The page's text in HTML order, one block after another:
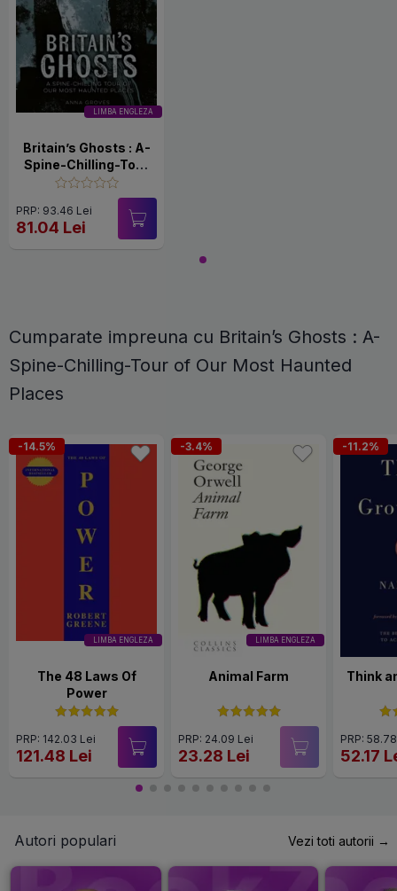
LIMBA ENGLEZA
Britain’s Ghosts : A-
Spine-Chilling-Tour
of Our Most Haunted
PRP: 93.46 Lei
81.04 Lei
Cumparate impreuna cu Britain’s Ghosts : A-
Spine-Chilling-Tour of Our Most Haunted
Places
LIMBA ENGLEZA
-14.5%
The 48 Laws Of
Power
PRP: 142.03 Lei
121.48 Lei
LIMBA ENGLEZA
-3.4%
Animal Farm
PRP: 24.09 Lei
23.28 Lei
-11.2%
Think
PRP:
52.17
Autori populari Vezi toti autorii →